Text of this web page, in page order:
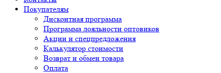
Покупателям
Дисконтная программа
Программа лояльности оптовиков
Акции и спецпредложения
Калькулятор стоимости
Возврат и обмен товара
Оплата